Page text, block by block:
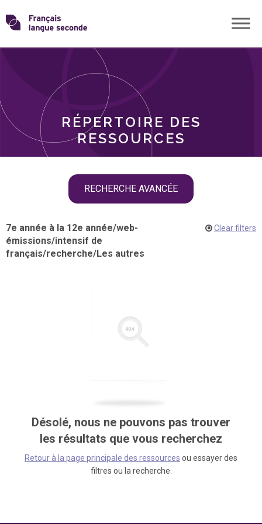
Skip
toTransformons
langue
RÉPERTOIRE DES
RESSOURCES
RECHERCHE AVANCÉE
THÈMES
7e année à la 12e année/web-
émissions/intensif de
français/recherche/Les autres
Clear filters
Désolé, nous ne pouvons pas trouver
les résultats que vous recherchez
Retour à la page principale des ressources ou essayer des
filtres ou la recherche.